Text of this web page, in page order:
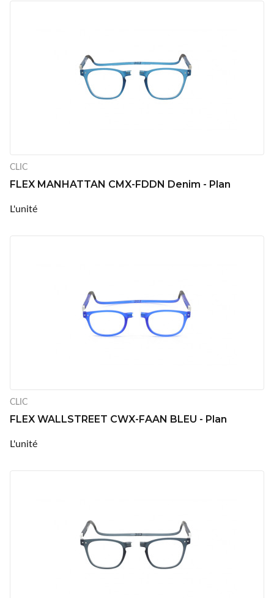
CLIC
FLEX MANHATTAN CMX-FDDN Denim - Plan
L'unité
CLIC
FLEX WALLSTREET CWX-FAAN BLEU - Plan
L'unité